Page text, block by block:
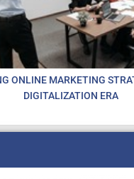
ONLINE MARKETING
DIGITALIZATION ERA